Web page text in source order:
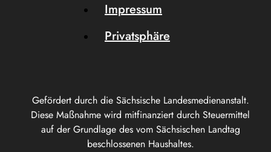
Gefördert durch die Sächsische Landesmedienanstalt.
Diese Maßnahme wird mitfinanziert durch Steuermittel
auf der Grundlage des vom Sächsischen Landtag
beschlossenen Haushaltes.
Impressum
Privatsphäre